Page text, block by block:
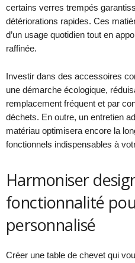
certains verres trempés
détériorations rapides. Ces
d’un usage quotidien tout en
raffinée.
Investir dans des accessoires
une démarche écologique,
remplacement fréquent et par
déchets. En outre, un entretien
matériau optimisera encore la
fonctionnels indispensables à
Harmoniser
fonctionnalité
personnalisé
Créer une table de chevet qui